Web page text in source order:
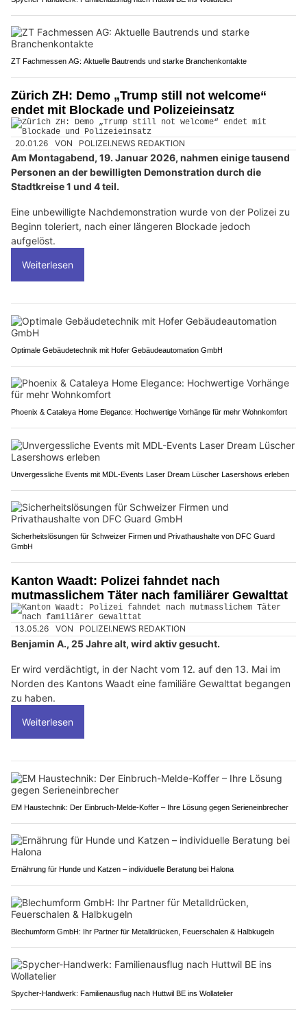
ZT Fachmessen AG: Aktuelle Bautrends und starke Branchenkontakte
Zürich ZH: Demo „Trump still not welcome“
endet mit Blockade und Polizeieinsatz
20.01.26 VON POLIZEI.NEWS REDAKTION
Am Montagabend, 19. Januar 2026, nahmen einige tausend
Personen an der bewilligten Demonstration durch die
Stadtkreise 1 und 4 teil.
Eine unbewilligte Nachdemonstration wurde von der Polizei zu
Beginn toleriert, nach einer längeren Blockade jedoch
aufgelöst.
Weiterlesen
Optimale Gebäudetechnik mit Hofer Gebäudeautomation GmbH
Phoenix & Cataleya Home Elegance: Hochwertige Vorhänge für mehr Wohnkomfort
Unvergessliche Events mit MDL-Events Laser Dream Lüscher Lasershows erleben
Sicherheitslösungen für Schweizer Firmen und Privathaushalte von DFC Guard
GmbH
Kanton Waadt: Polizei fahndet nach
mutmasslichem Täter nach familiärer Gewalttat
13.05.26 VON POLIZEI.NEWS REDAKTION
Benjamin A., 25 Jahre alt, wird aktiv gesucht.
Er wird verdächtigt, in der Nacht vom 12. auf den 13. Mai im
Norden des Kantons Waadt eine familiäre Gewalttat begangen
zu haben.
Weiterlesen
EM Haustechnik: Der Einbruch-Melde-Koffer – Ihre Lösung gegen Serieneinbrecher
Ernährung für Hunde und Katzen – individuelle Beratung bei Halona
Blechumform GmbH: Ihr Partner für Metalldrücken, Feuerschalen & Halbkugeln
Spycher-Handwerk: Familienausflug nach Huttwil BE ins Wollatelier